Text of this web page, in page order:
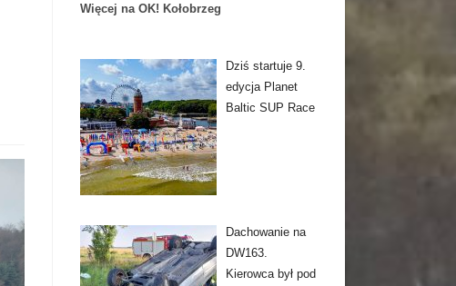
Więcej na OK! Kołobrzeg
Dziś startuje 9.
edycja Planet
Baltic SUP Race
Dachowanie na
DW163.
Kierowca był pod